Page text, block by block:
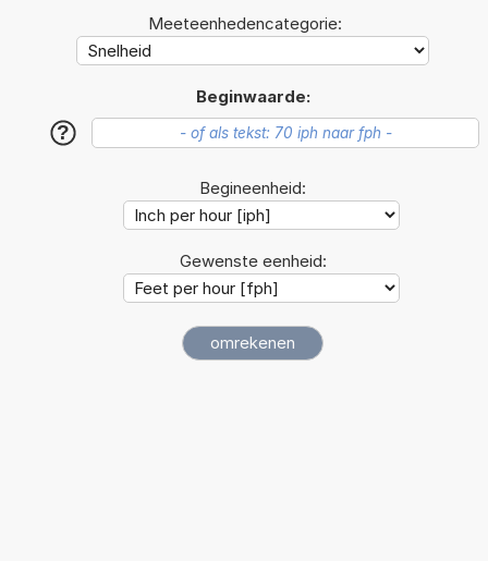
Meeteenhedencategorie:
Beginwaarde:
?
Begineenheid:
Gewenste eenheid: